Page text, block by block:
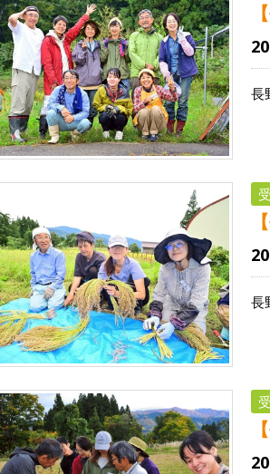
長
長